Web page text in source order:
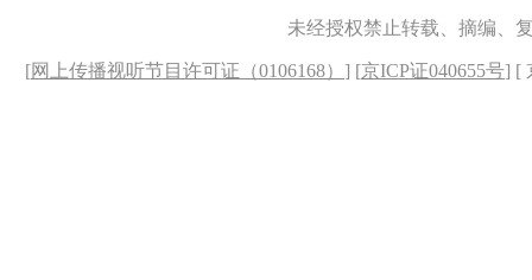
未经授权禁止转载、摘编、
[网上传播视听节目许可证（0106168） ] [京ICP证040655号] [